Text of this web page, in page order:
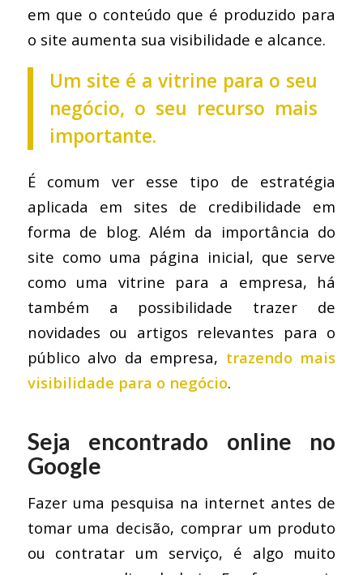
em que o conteúdo que é produzido para
o site aumenta sua visibilidade e alcance.
Um site é a vitrine para o seu
negócio, o seu recurso mais
importante.
É comum ver esse tipo de estratégia
aplicada em sites de credibilidade em
forma de blog. Além da importância do
site como uma página inicial, que serve
como uma vitrine para a empresa, há
também a possibilidade trazer de
novidades ou artigos relevantes para o
público alvo da empresa, trazendo mais
visibilidade para o negócio.
Seja encontrado online no
Google
Fazer uma pesquisa na internet antes de
tomar uma decisão, comprar um produto
ou contratar um serviço, é algo muito